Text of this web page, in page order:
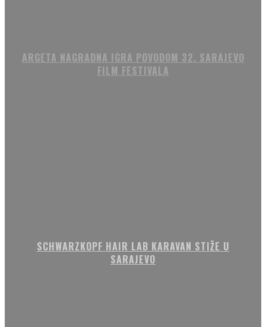
ARGETA NAGRADNA IGRA POVODOM 32. SARAJEVO
FILM FESTIVALA
SCHWARZKOPF HAIR LAB KARAVAN STIŽE U
SARAJEVO